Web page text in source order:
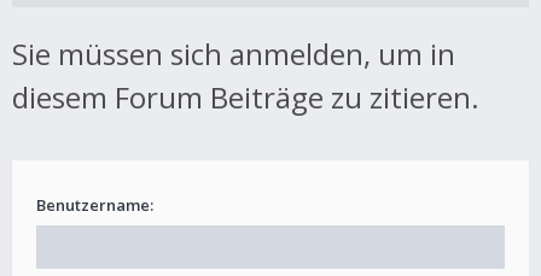
Sie müssen sich anmelden, um in
diesem Forum Beiträge zu zitieren.
Benutzername: